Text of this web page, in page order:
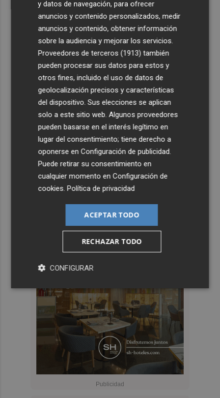
y datos de navegación, para ofrecer
anuncios y contenido personalizados, medir
anuncios y contenido, obtener información
sobre la audiencia y mejorar los servicios.
Proveedores de terceros (1913) también
pueden procesar sus datos para estos y
otros fines, incluido el uso de datos de
geolocalización precisos y características
del dispositivo. Sus elecciones se aplican
solo a este sitio web. Algunos proveedores
pueden basarse en el interés legítimo en
lugar del consentimiento; tiene derecho a
oponerse enConfiguración de publicidad
Puede retirar su consentimiento en
cualquier momento enConfiguración de
cookies .Política de privacidad
ACEPTAR TODO
RECHAZAR TODO
CONFIGURAR